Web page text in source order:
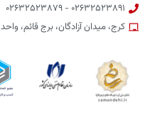
۰۲۶۳۲۵۲۳۸۹۱ - ۰۲۶۳۲۵۲۳۸۷۹
کرج، میدان آزادگان، برج قائم، واحد ۶۰۱